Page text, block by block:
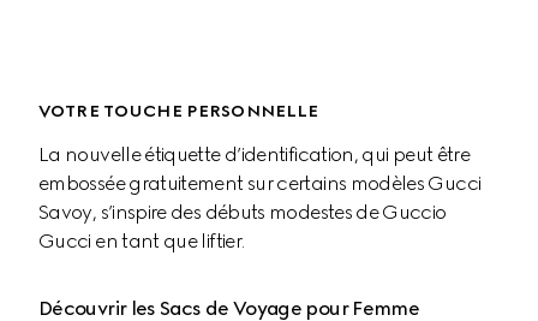
VOTRE TOUCHE PERSONNELLE
La nouvelle étiquette d’identification, qui peut être
embossée gratuitement sur certains modèles Gucci
Savoy, s’inspire des débuts modestes de Guccio
Gucci en tant que liftier.
Découvrir les Sacs de Voyage pour Femme